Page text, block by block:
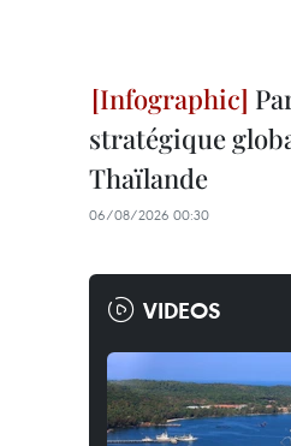
stratégique
Thaïlande
06/08/2026 00:30
VIDEOS